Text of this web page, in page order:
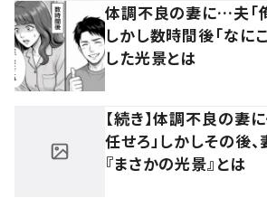
体調不良の妻に…夫「
しかし数時間後「なに
した光景とは
【続き】体調不良の妻
任せろ」しかしその後
『まさかの光景』とは